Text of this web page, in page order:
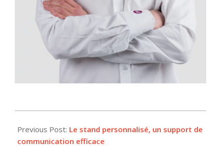
11-
21
Previous Post: Le stand personnalisé, un support de
communication efficace